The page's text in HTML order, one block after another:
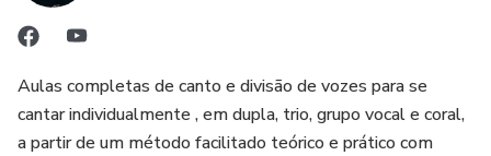
Aulas completas de canto e divisão de vozes para se
cantar individualmente , em dupla, trio, grupo vocal e coral,
a partir de um método facilitado teórico e prático com